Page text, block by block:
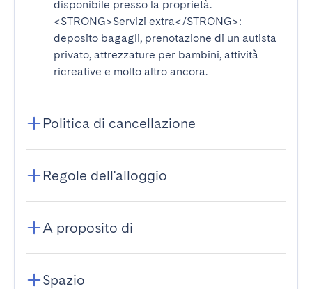
disponibile presso la proprietà.
<STRONG>Servizi extra</STRONG>:
deposito bagagli, prenotazione di un autista
privato, attrezzature per bambini, attività
ricreative e molto altro ancora.
Politica di cancellazione
Regole dell'alloggio
A proposito di
Spazio